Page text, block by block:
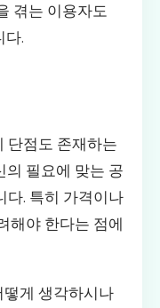
겪는 이용자도
다.
단점도 존재하는
의 필요에 맞는 공
다. 특히 가격이나
해야 한다는 점에
게 생각하시나